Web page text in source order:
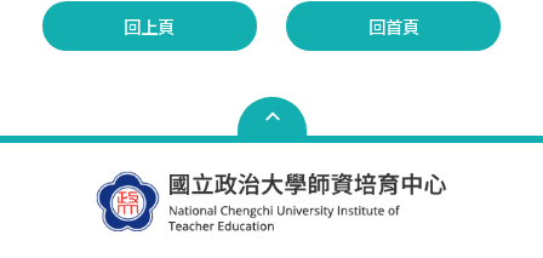
回上頁 回首頁